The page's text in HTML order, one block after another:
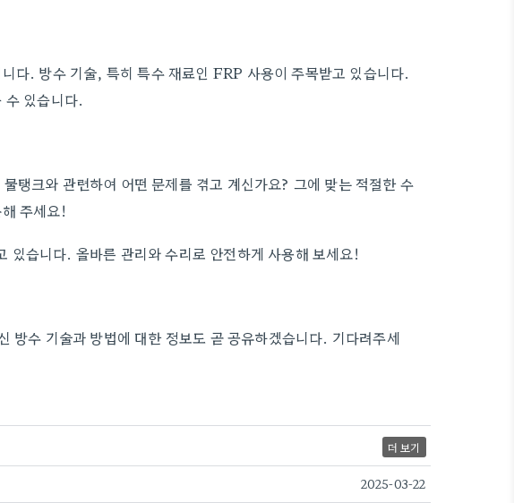
다. 방수 기술, 특히 특수 재료인 FRP 사용이 주목받고 있습니다.
수 있습니다.
탱크와 관련하여 어떤 문제를 겪고 계신가요? 그에 맞는 적절한 수
주세요!
있습니다. 올바른 관리와 수리로 안전하게 사용해 보세요!
방수 기술과 방법에 대한 정보도 곧 공유하겠습니다. 기다려주세
더 보기
2025-03-22